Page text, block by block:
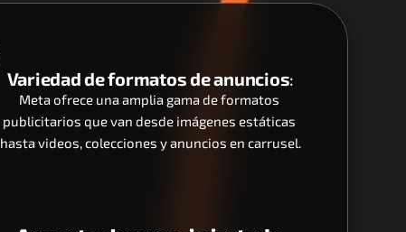
Variedad de formatos de anuncios:
Meta ofrece una amplia gama de formatos
publicitarios que van desde imágenes estáticas
hasta videos, colecciones y anuncios en carrusel.